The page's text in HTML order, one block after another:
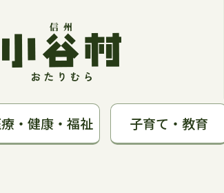
・健康・福祉 子育て・教育